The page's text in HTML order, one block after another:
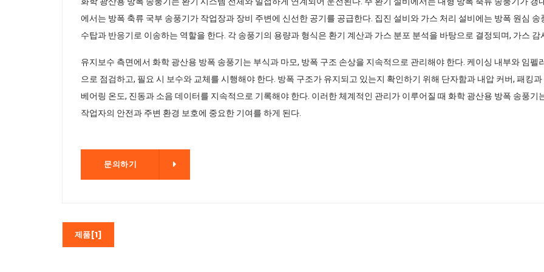
에서는 방폭 축류 국부 송풍기가 작업장과 장비 주변에 신선한 공기를 공급한다. 집진 설비와 가스 처리 설비에는 방폭 원심
수탑과 반응기로 이송하는 역할을 한다. 각 송풍기의 용량과 형식은 환기 계산과 가스 분포 분석을 바탕으로 결정되며, 가스
유지보수 측면에서 화학 광산용 방폭 송풍기는 부식과 마모, 방폭 구조 손상을 지속적으로 관리해야 한다. 케이싱 내부와 임
으로 점검하고, 필요 시 보수와 교체를 시행해야 한다. 방폭 구조가 유지되고 있는지 확인하기 위해 단자함과 내압 커버, 패킹
베어링 온도, 진동과 소음 데이터를 지속적으로 기록해야 한다. 이러한 체계적인 관리가 이루어질 때 화학 광산용 방폭 송풍
작업자의 안전과 주변 환경 보호에 중요한 기여를 하게 된다.
문의하기
제품[1]